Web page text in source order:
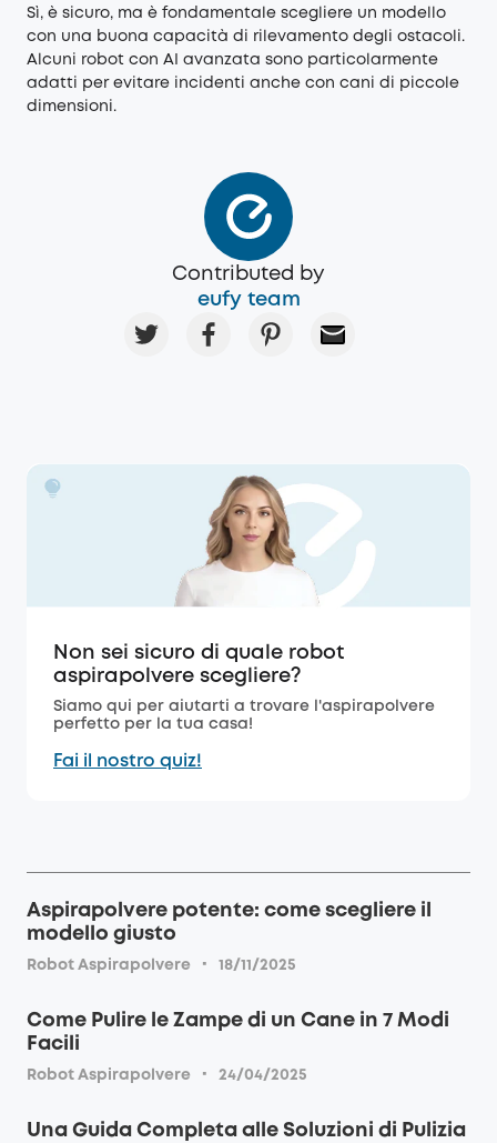
Sì, è sicuro, ma è fondamentale scegliere un modello
con una buona capacità di rilevamento degli ostacoli.
Alcuni robot con AI avanzata sono particolarmente
adatti per evitare incidenti anche con cani di piccole
dimensioni.
Contributed by
eufy team
Non sei sicuro di quale robot
aspirapolvere scegliere?
Siamo qui per aiutarti a trovare l'aspirapolvere
perfetto per la tua casa!
Fai il nostro quiz!
Aspirapolvere potente: come scegliere il
modello giusto
Robot Aspirapolvere · 18/11/2025
Come Pulire le Zampe di un Cane in 7 Modi
Facili
Robot Aspirapolvere · 24/04/2025
Una Guida Completa alle Soluzioni di Pulizia